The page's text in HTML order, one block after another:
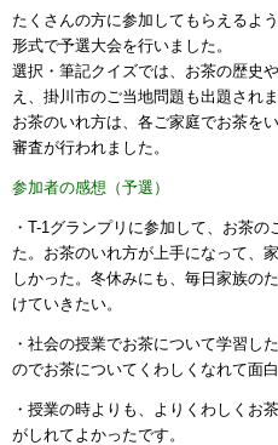
たくさんの方に参加してもらえるよ
形式で予選大会を行いました。
選択・筆記クイズでは、お茶の歴史
え、掛川市のご当地問題も出題されま
お茶のいれ方は、各ご家庭でお茶を
審査が行われました。
参加者の感想（予選）
・T-1グランプリに参加して、お茶
た。お茶のいれ方が上手になって、
しかった。冬休みにも、毎日家族の
けていきたい。
・社会の授業でお茶について学習し
のでお茶についてくわしくなれて面白
・授業の時よりも、よりくわしくお
がしれてよかったです。